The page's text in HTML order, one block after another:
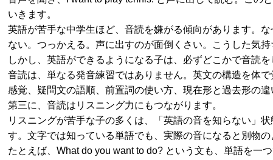
いきます。
英語が苦手な中学生ほど、音読を嫌がる傾向があります。
ない。つっかえる。声に出すのが面倒くさい。こうした気持
しかし、英語ができるようになる子は、必ずどこかで音読を
音読は、単なる発音練習ではありません。英文の構造を体
感覚、疑問文の語順、前置詞の使い方、現在形と過去形の
第三に、音読はリスニング力にもつながります。
リスニングが苦手な子の多くは、「英語の音を知らない」
す。文字では知っている単語でも、実際の音になると別物の
たとえば、What do you want to do? という文も、単語を一